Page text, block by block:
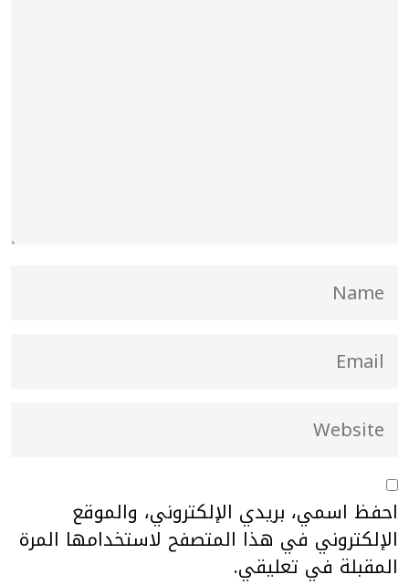
احفظ اسمي، بريدي الإلكتروني، والموقع
الإلكتروني في هذا المتصفح لاستخدامها المرة
المقبلة في تعليقي.